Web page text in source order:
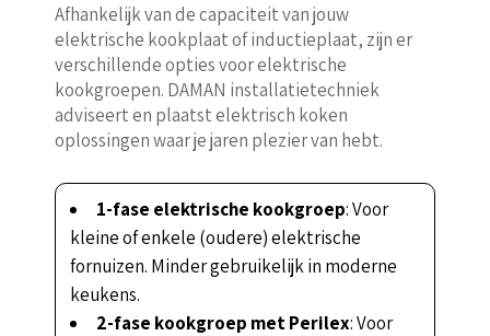
Afhankelijk van de capaciteit van jouw
elektrische kookplaat of inductieplaat, zijn er
verschillende opties voor elektrische
kookgroepen. DAMAN installatietechniek
adviseert en plaatst elektrisch koken
oplossingen waar je jaren plezier van hebt.
1-fase elektrische kookgroep: Voor
kleine of enkele (oudere) elektrische
fornuizen. Minder gebruikelijk in moderne
keukens.
2-fase kookgroep met Perilex: Voor